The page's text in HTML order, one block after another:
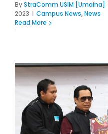
ByStraComm USIM [Umaina]
2023 | Campus News,News
Read More